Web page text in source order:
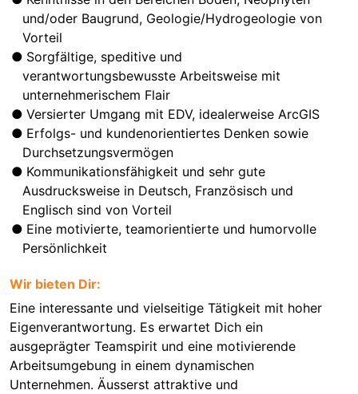
und/oder Baugrund, Geologie/Hydrogeologie von
Vorteil
Sorgfältige, speditive und
verantwortungsbewusste Arbeitsweise mit
unternehmerischem Flair
Versierter Umgang mit EDV, idealerweise ArcGIS
Erfolgs- und kundenorientiertes Denken sowie
Durchsetzungsvermögen
Kommunikationsfähigkeit und sehr gute
Ausdrucksweise in Deutsch, Französisch und
Englisch sind von Vorteil
Eine motivierte, teamorientierte und humorvolle
Persönlichkeit
Wir bieten Dir:
Eine interessante und vielseitige Tätigkeit mit hoher
Eigenverantwortung. Es erwartet Dich ein
ausgeprägter Teamspirit und eine motivierende
Arbeitsumgebung in einem dynamischen
Unternehmen. Äusserst attraktive und